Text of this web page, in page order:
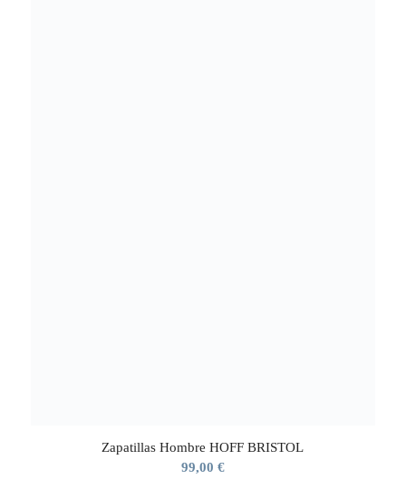
Zapatillas Hombre HOFF BRISTOL
99,00 €